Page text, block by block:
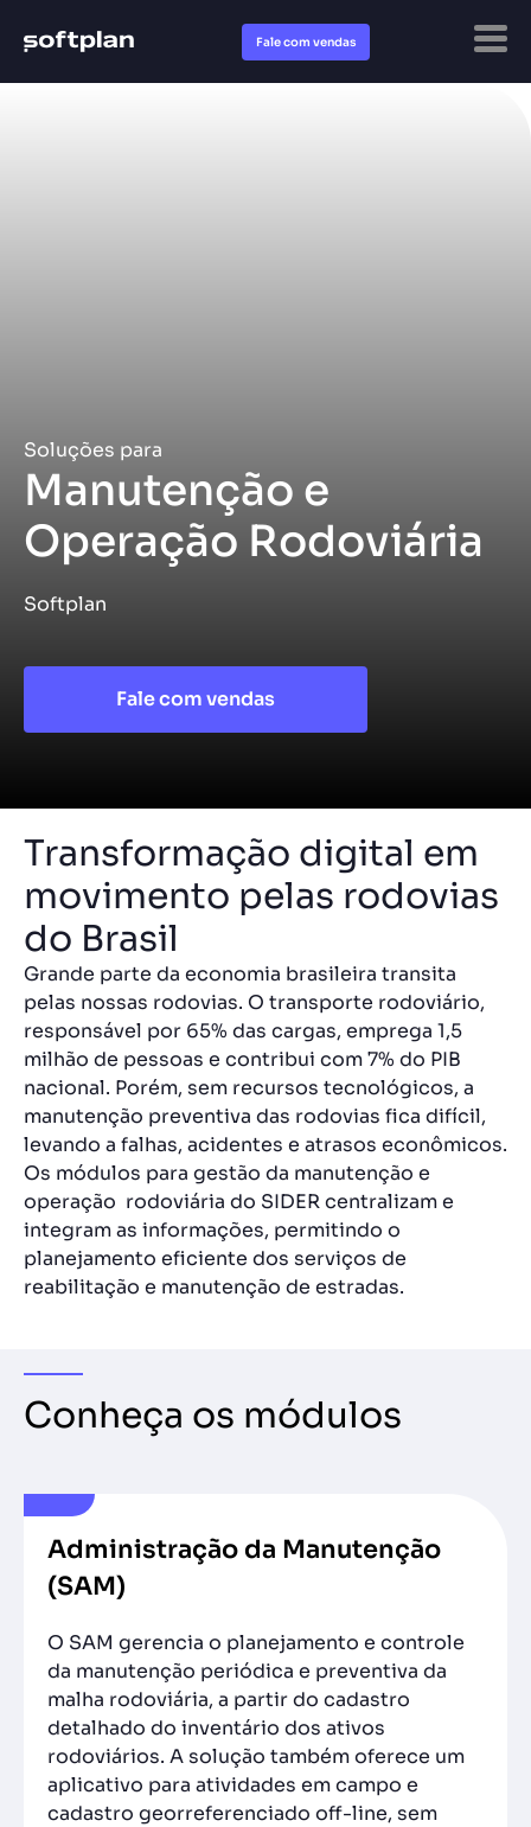
Fale com vendas
Soluções para
Manutenção e
Operação Rodoviária
Softplan
Fale com vendas
Transformação digital em
movimento pelas rodovias
do Brasil
Grande parte da economia brasileira transita
pelas nossas rodovias. O transporte rodoviário,
responsável por 65% das cargas, emprega 1,5
milhão de pessoas e contribui com 7% do PIB
nacional. Porém, sem recursos tecnológicos, a
manutenção preventiva das rodovias fica difícil,
levando a falhas, acidentes e atrasos econômicos.
Os módulos para gestão da manutenção e
operação rodoviária do SIDER centralizam e
integram as informações, permitindo o
planejamento eficiente dos serviços de
reabilitação e manutenção de estradas.
Conheça os módulos
Administração da Manutenção
(SAM)
O SAM gerencia o planejamento e controle
da manutenção periódica e preventiva da
malha rodoviária, a partir do cadastro
detalhado do inventário dos ativos
rodoviários. A solução também oferece um
aplicativo para atividades em campo e
cadastro georreferenciado off-line, sem